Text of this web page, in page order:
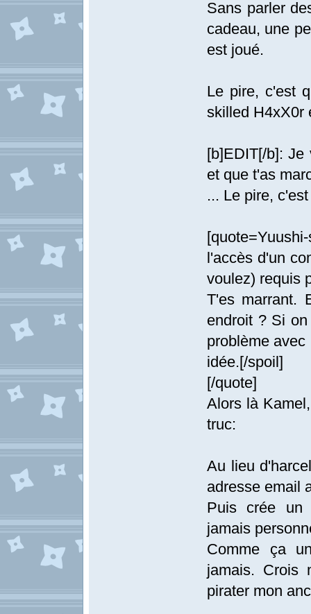
Sans parler
cadeau, une
est joué.
Le pire, c'est
skilled H4xX0r
[b]EDIT[/b]:
et que t'as
... Le pire,
l'accès d'un
voulez) requis
T'es marrant.
endroit ? Si
problème
idée.[/spoil]
[/quote]
Alors là
truc:
Au lieu
adresse email
Puis crée un
jamais
Comme ça
jamais. Crois
pirater mon